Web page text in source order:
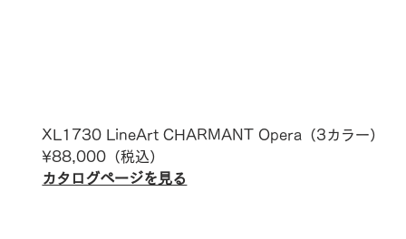
XL1730 LineArt CHARMANT Opera （3カラー）
¥88,000 （税込）
カタログページを見る